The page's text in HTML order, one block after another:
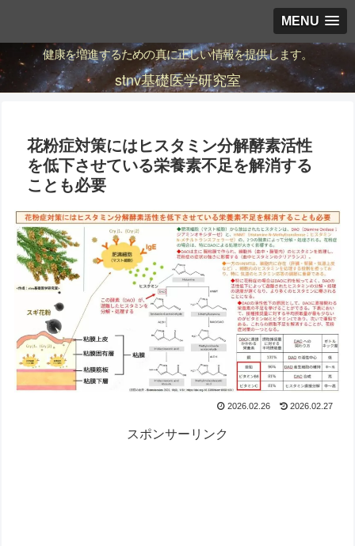
MENU
健康を増進するための真に正しい情報を提供します。
stnv基礎医学研究室
花粉症対策にはヒスタミン分解酵素活性
を低下させている栄養素不足を解消する
ことも必要
2026.02.26 2026.02.27
スポンサーリンク